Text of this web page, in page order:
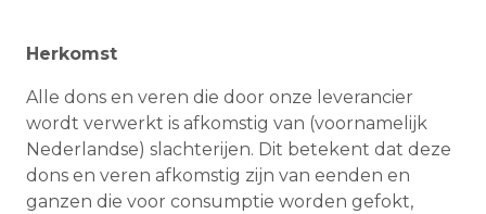
Herkomst
Alle dons en veren die door onze leverancier
wordt verwerkt is afkomstig van (voornamelijk
Nederlandse) slachterijen. Dit betekent dat deze
dons en veren afkomstig zijn van eenden en
ganzen die voor consumptie worden gefokt,